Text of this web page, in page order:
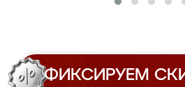
ФИКСИРУЕМ